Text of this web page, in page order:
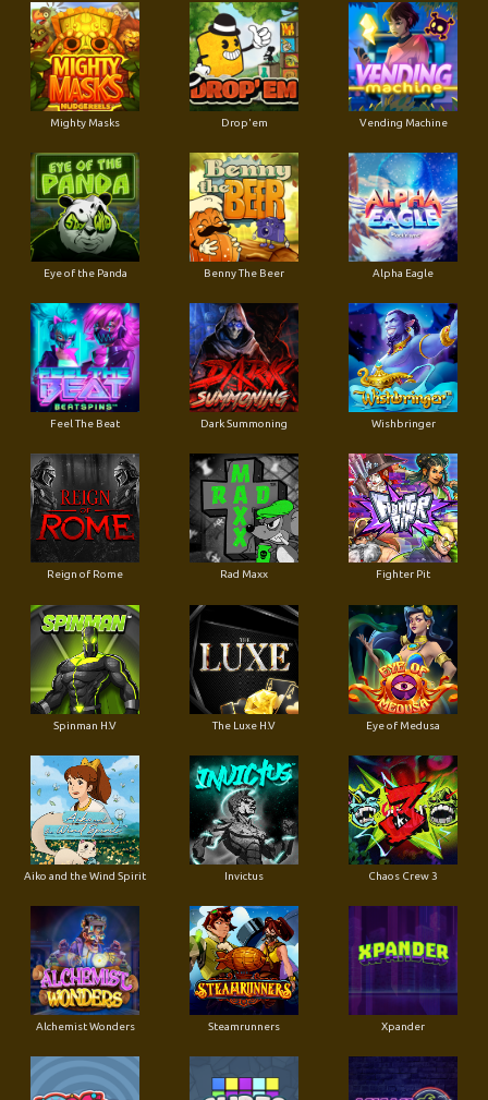
Mighty Masks Drop'em Vending Machine
Eye of the Panda Benny The Beer Alpha Eagle
Feel The Beat Dark Summoning Wishbringer
Reign of Rome Rad Maxx Fighter Pit
Spinman H.V The Luxe H.V Eye of Medusa
Aiko and the Wind Spirit Invictus Chaos Crew 3
Alchemist Wonders Steamrunners Xpander